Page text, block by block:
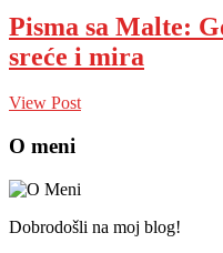
Pisma sa Malte:
sreće i mira
View Post
O meni
Dobrodošli na moj blog!